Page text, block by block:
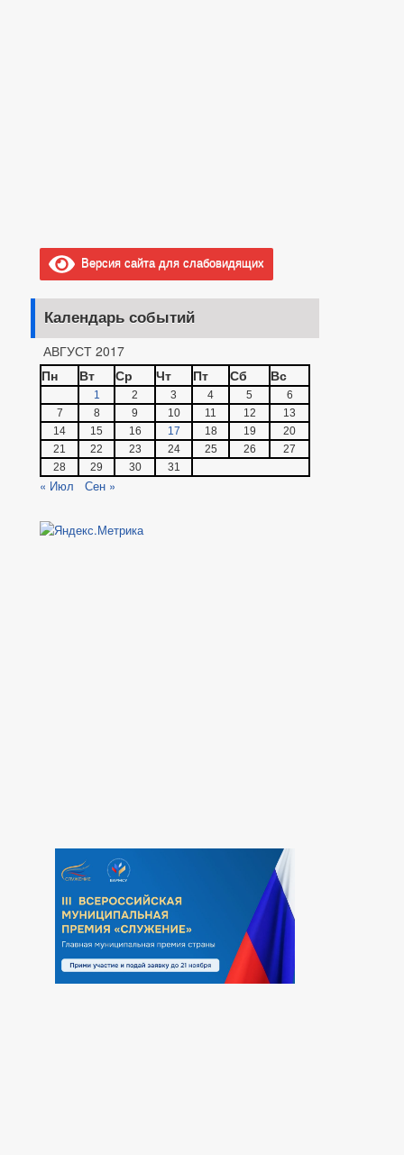
Версия сайта для слабовидящих
Календарь событий
АВГУСТ 2017
Пн
Вт Ср Чт Пт Сб Вс
1 2 3 4 5
6
7
8 9 10 11 12
13
14
15 16 17 18 19
20
21
22 23 24 25 26
27
28
29 30 31
« Июл Сен »